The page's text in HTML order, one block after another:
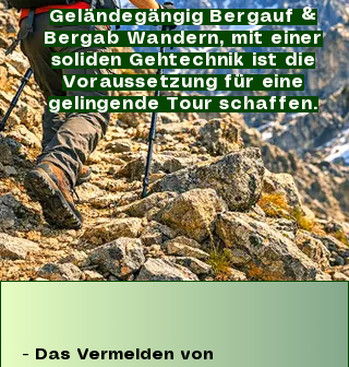
Geländegängig Bergauf &
Bergab Wandern, mit einer
soliden Gehtechnik ist die
Voraussetzung für eine
gelingende Tour schaffen.
- Das Vermeiden von